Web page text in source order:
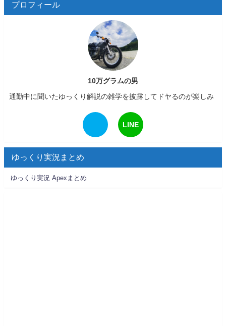
プロフィール
10万グラムの男
通勤中に聞いたゆっくり解説の雑学を披露してドヤるのが楽しみ
LINE
ゆっくり実況まとめ
ゆっくり実況 Apexまとめ